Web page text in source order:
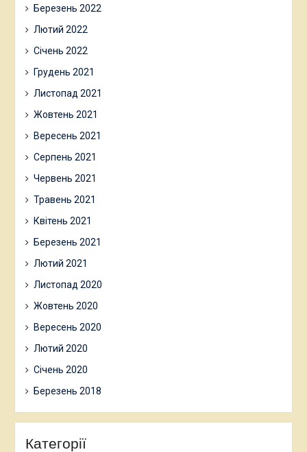
Березень 2022
Лютий 2022
Січень 2022
Грудень 2021
Листопад 2021
Жовтень 2021
Вересень 2021
Серпень 2021
Червень 2021
Травень 2021
Квітень 2021
Березень 2021
Лютий 2021
Листопад 2020
Жовтень 2020
Вересень 2020
Лютий 2020
Січень 2020
Березень 2018
Категорії